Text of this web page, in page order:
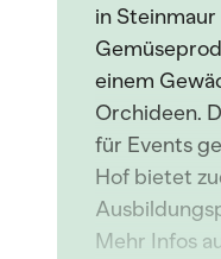
in
einem
Orchideen.
für Events
Hof bietet
Mehr Infos